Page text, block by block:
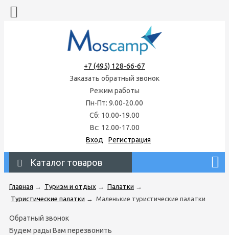
+7 (495) 128-66-67
Заказать обратный звонок
Режим работы
Пн-Пт: 9.00-20.00
Сб: 10.00-19.00
Вс: 12.00-17.00
Вход
Регистрация
Каталог товаров
Главная → Туризм и отдых → Палатки →
Туристические палатки → Маленькие туристические палатки
Обратный звонок
Будем рады Вам перезвонить